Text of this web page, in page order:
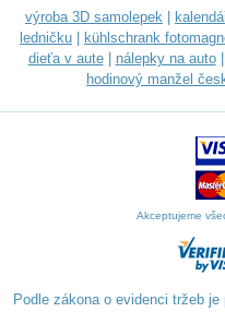
výroba 3D samolepek
ledničku
kühlschrank
dieťa v aute| nálepky na auto|
hodinový manžel
Akceptujeme
Podle zákona o evidenci tržeb